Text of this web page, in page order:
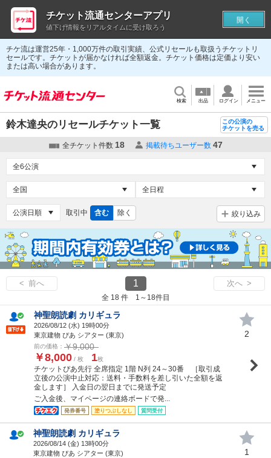
チケ流は運営25年・1,000万件の取引実績、公式リセールも取扱うチケットリ
セールです。チケットが届かなければ全額返金。チケット価格は定価より安い
または高い場合があります。
検索 出品 ログイン メニュー
鈴木達央のリセールチケット一覧
この公演の
チケットを売る
全チケット件数 18 掲載待ちユーザー数 47
取引中 含む 除く 絞り込み
< 前へ 1 次へ >
全 18 件 1～18件目
神聖朗読劇 カリギュラ
2026/08/12 (水) 19時00分
東京建物 ぴあ シアター (東京)
前の価格： ￥9,000
￥8,000 / 枚 1枚
チケットぴあ先行 全席指定 1階 N列 24～30番 ［取引成
立後の公演中止対応：送料・手数料を差し引いた全額を返
金します］ 入金日の翌日までに発送予定
ご入金後、マイページの連絡ボードで発...
発券番号 塗りつぶしなし 質問受付
2
神聖朗読劇 カリギュラ
2026/08/14 (金) 13時00分
東京建物 ぴあ シアター (東京)
1
チケット流通センターアプリ
値下げ情報をリアルタイムに受け取ろう
開く